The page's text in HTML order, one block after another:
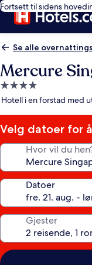
Fortsett til sidens
Se alle
Mercure
Overnattingssted
med
stjerner
Hotell i en forstad med
Velg datoer for
Hvor vil du
Datoer
Gjester